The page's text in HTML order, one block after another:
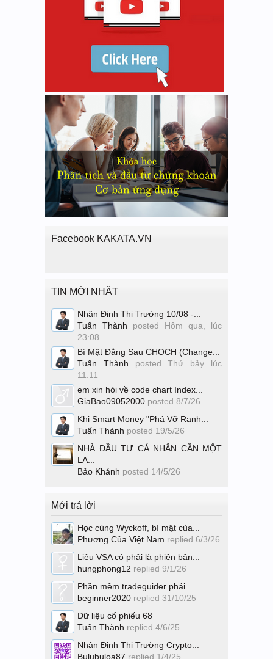
Facebook KAKATA.VN
TIN MỚI NHẤT
Nhận Định Thị Trường 10/08 -...
Tuấn Thành posted Hôm qua, lúc
23:08
Bí Mật Đằng Sau CHOCH (Change...
Tuấn Thành postedThứ bảy lúc
11:11
em xin hỏi về code chart Index...
GiaBao09052000 posted 8/7/26
Khi Smart Money "Phá Vỡ Ranh...
Tuấn Thành posted 19/5/26
NHÀ ĐẦU TƯ CÁ NHÂN CẦN MỘT
LA...
Bảo Khánh posted 14/5/26
Mới trả lời
Học cùng Wyckoff, bí mật của...
Phương Của Việt Nam replied 6/3/26
Liệu VSA có phải là phiên bản...
hungphong12 replied 9/1/26
Phần mềm tradeguider phái...
beginner2020 replied 31/10/25
Dữ liệu cổ phiếu 68
Tuấn Thành replied 4/6/25
Nhận Định Thị Trường Crypto...
Bulubuloa87 replied 1/4/25